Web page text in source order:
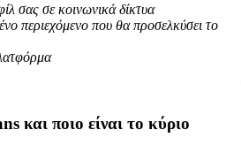
σας σε κοινωνικά δίκτυα
περιεχόμενο που θα προσελκύσει το
και ποιο είναι το κύριο